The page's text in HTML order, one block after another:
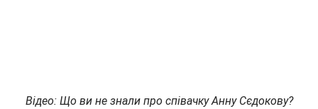
Відео: Що ви не знали про співачку Анну Сєдокову?